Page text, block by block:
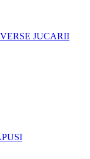
JUCARII